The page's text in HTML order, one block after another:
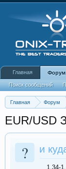
Главная Форум
EUR/USD
? и
1.34-
Главная Форум
Поиск сообщений